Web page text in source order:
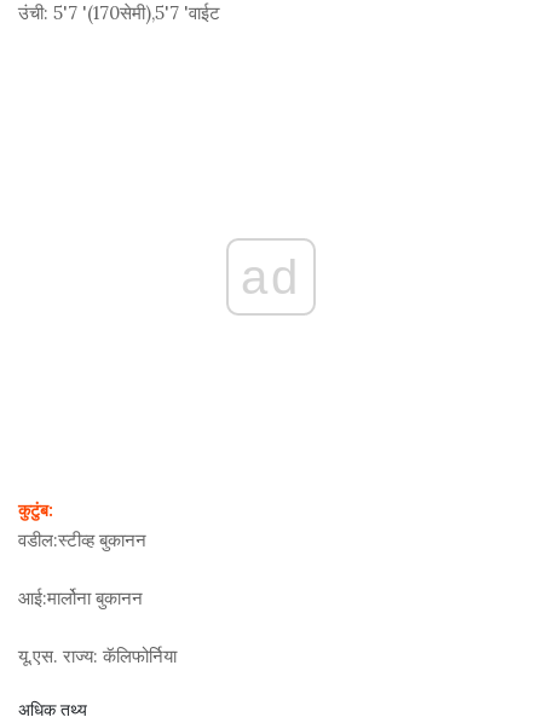
उंची: 5'7 '(170सेमी),5'7 'वाईट
ad
कुटुंब:
वडील:स्टीव्ह बुकानन
आई:मार्लोना बुकानन
यू.एस. राज्य: कॅलिफोर्निया
अधिक तथ्य